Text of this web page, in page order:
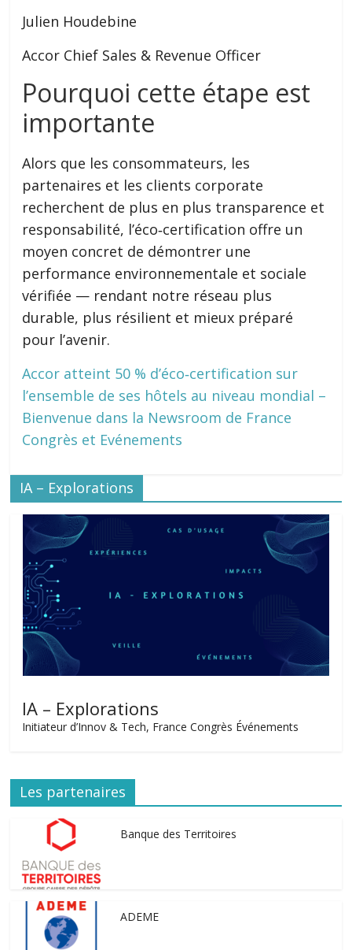
Julien Houdebine
Accor Chief Sales & Revenue Officer
Pourquoi cette étape est
importante
Alors que les consommateurs, les
partenaires et les clients corporate
recherchent de plus en plus transparence et
responsabilité, l’éco‑certification offre un
moyen concret de démontrer une
performance environnementale et sociale
vérifiée — rendant notre réseau plus
durable, plus résilient et mieux préparé
pour l’avenir.
Accor atteint 50 % d’éco‑certification sur
l’ensemble de ses hôtels au niveau mondial –
Bienvenue dans la Newsroom de France
Congrès et Evénements
IA – Explorations
IA – Explorations
Initiateur d’Innov & Tech, France Congrès Événements
Les partenaires
Banque des Territoires
ADEME